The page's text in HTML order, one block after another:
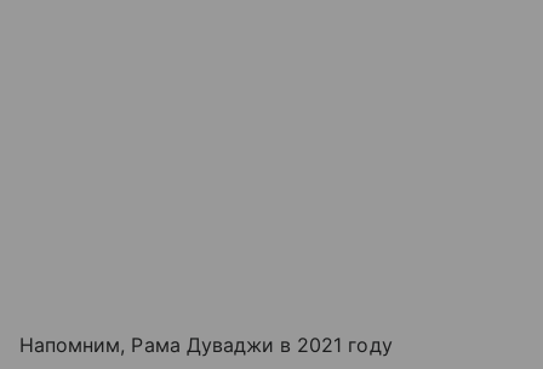
Напомним, Рама Дуваджи в 2021 году